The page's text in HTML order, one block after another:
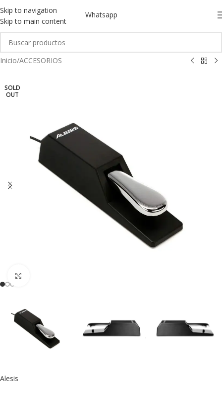
Skip to navigation
Skip to main content
Whatsapp
Inicio/ACCESORIOS
SOLD
OUT
Alesis